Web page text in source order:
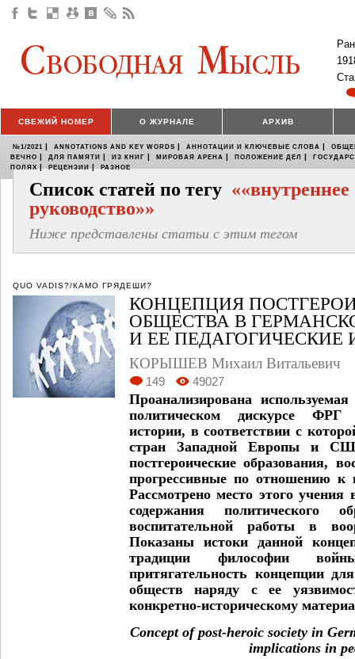
СВЕЖИЙ НОМЕР О ЖУРНАЛЕ АРХИВ
№1/2021 | ANNOTATIONS AND KEY WORDS | АННОТАЦИИ И КЛЮЧЕВЫЕ СЛОВА |
ВЕЧНО | ДЛЯ ПАМЯТИ | ИЗ КНИГ | МИРОВАЯ АРЕНА | ПОЛОЖЕНИЕ ДЕЛ |
ПОЛЯХ | РЕЦЕНЗИИ | РАЗНОЕ
Список статей по тегу ««внутреннее
руководство»»
Ниже представлены статьи с этим тегом
QUO VADIS?/КАМО ГРЯДЕШИ?
КОНЦЕПЦИЯ
ОБЩЕСТВА В
И ЕЕ
КОРЫШЕВ Михаил Витальевич
149 49027
Проанализирована
политическом дискурсе ФРГ
истории, в соответствии с
стран Западной Европы и
постгероические образования,
прогрессивные по отношению к
Рассмотрено место этого учения
содержания политического
воспитательной работы в
Показаны истоки данной
традиции философии
притягательность концепции
обществ наряду с ее
конкретно-историческому
Concept of post-heroic society in
implications in